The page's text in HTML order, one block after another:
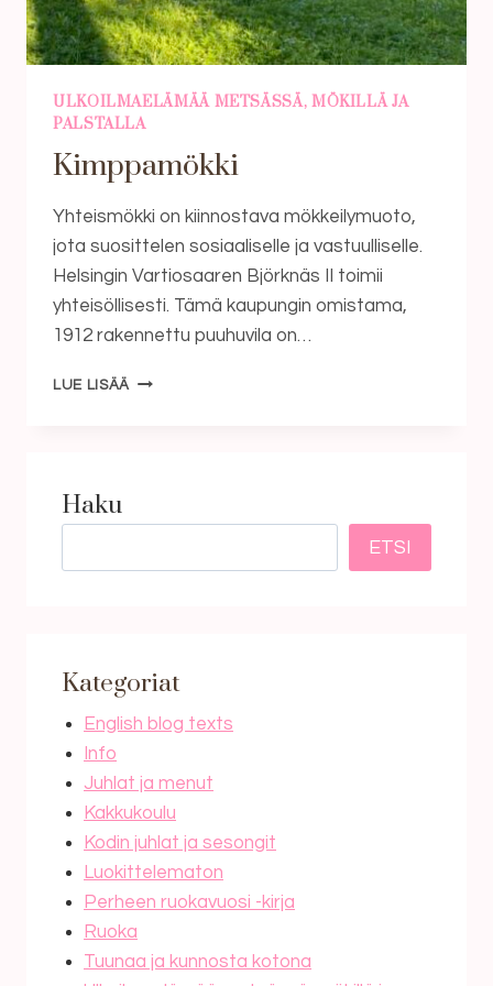
ULKOILMAELÄMÄÄ METSÄSSÄ, MÖKILLÄ JA
PALSTALLA
Kimppamökki
Yhteismökki on kiinnostava mökkeilymuoto,
jota suosittelen sosiaaliselle ja vastuulliselle.
Helsingin Vartiosaaren Björknäs II toimii
yhteisöllisesti. Tämä kaupungin omistama,
1912 rakennettu puuhuvila on…
LUE LISÄÄ KIMPPAMÖKKI
Haku
ETSI
Kategoriat
English blog texts
Info
Juhlat ja menut
Kakkukoulu
Kodin juhlat ja sesongit
Luokittelematon
Perheen ruokavuosi -kirja
Ruoka
Tuunaa ja kunnosta kotona